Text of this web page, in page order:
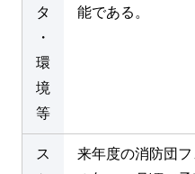
タ
・
環
境
等
能である。
ス
来年度の消防団